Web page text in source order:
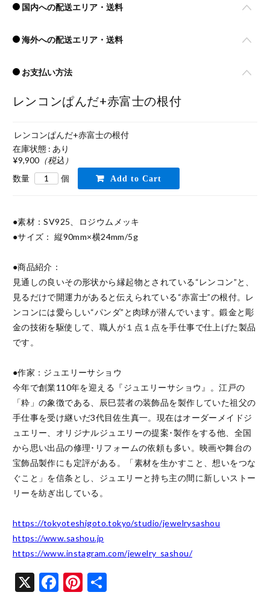
国内への配送エリア・送料
海外への配送エリア・送料
お支払い方法
レンコンぱんだ+赤富士の根付
レンコンぱんだ+赤富士の根付
在庫状態 : あり
¥9,900（税込）
数量
個
●素材：SV925、ロジウムメッキ
●サイズ： 縦90mm×横24mm/5g
●商品紹介：
見通しの良いその形状から縁起物とされている“レンコン”と、
見るだけで開運力があると伝えられている“赤富士”の根付。レ
ンコンには愛らしい“パンダ”と肉球が潜んでいます。鍛金と彫
金の技術を駆使して、職人が１点１点を手仕事で仕上げた製品
です。
●作家：ジュエリーサショウ
今年で創業110年を迎える『ジュエリーサショウ』。江戸の
「粋」の象徴である、辰巳芸者の装飾品を製作していた祖父の
手仕事を受け継いだ3代目佐生真一。現在はオーダーメイドジ
ュエリー、オリジナルジュエリーの提案･製作をする他、全国
から思い出品の修理･リフォームの依頼も多い。映画や舞台の
宝飾品製作にも定評がある。「素材を生かすこと、想いをつな
ぐこと」を信条とし、ジュエリーと持ち主の間に新しいストー
リーを紡ぎ出している。
https://tokyoteshigoto.tokyo/studio/jewelrysashou
https://www.sashou.jp
https://www.instagram.com/jewelry_sashou/
X Facebook
Pinterest
共